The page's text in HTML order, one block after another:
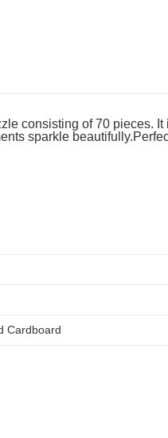
consisting of 70 pieces.
sparkle
Cardboard